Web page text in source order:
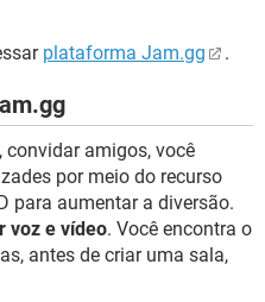
plataforma Jam.gg .
convidar amigos, você
por meio do recurso
para aumentar a diversão.
voz e vídeo. Você encontra o
antes de criar uma sala,